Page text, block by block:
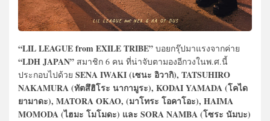
“LIL LEAGUE from EXILE TRIBE” บอยกรุ๊ปมาแรงจากค่าย
“LDH JAPAN” สมาชิก 6 คน ที่น่าจับตามองอีกวงในพ.ศ.นี้
ประกอบไปด้วย SENA IWAKI (เซนะ อิวากิ), TATSUHIRO
NAKAMURA (ทัตสึฮิโระ นากามูระ), KODAI YAMADA (โคได
ยามาดะ), MATORA OKAO, (มาโทระ โอคาโอะ), HAIMA
MOMODA (ไฮมะ โมโมดะ) และ SORA NAMBA (โซระ นัมบะ)